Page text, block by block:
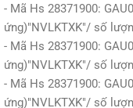
- Mã Hs 28371900:
ứng)"NVLKTXK"/ số
- Mã Hs 28371900:
ứng)"NVLKTXK"/ số
- Mã Hs 28371900:
ứng)"NVLKTXK"/ số